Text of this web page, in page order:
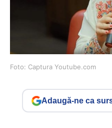
Foto: Captura Youtube.com
Adaugă-ne ca